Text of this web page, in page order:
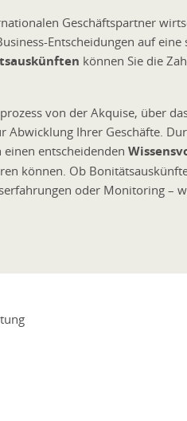
Geschäftspartner
Entscheidungen auf eine
können Sie die
von der Akquise, über
Abwicklung Ihrer Geschäfte.
entscheidenden
können. Ob
oder Monitoring –